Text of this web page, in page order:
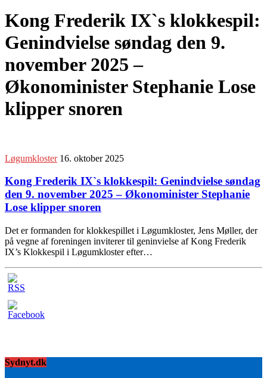
Kong Frederik IX`s klokkespil:
Genindvielse søndag den 9.
november 2025 –
Økonominister Stephanie Lose
klipper snoren
Løgumkloster 16. oktober 2025
Kong Frederik IX`s klokkespil: Genindvielse søndag
den 9. november 2025 – Økonominister Stephanie
Lose klipper snoren
Det er formanden for klokkespillet i Løgumkloster, Jens Møller, der
på vegne af foreningen inviterer til geninvielse af Kong Frederik
IX’s Klokkespil i Løgumkloster efter…
Sydnyt.dk